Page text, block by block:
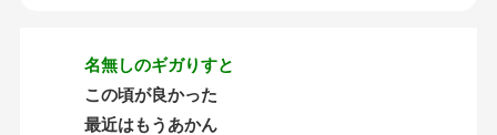
名無しのギガりすと
この頃が良かった
最近はもうあかん